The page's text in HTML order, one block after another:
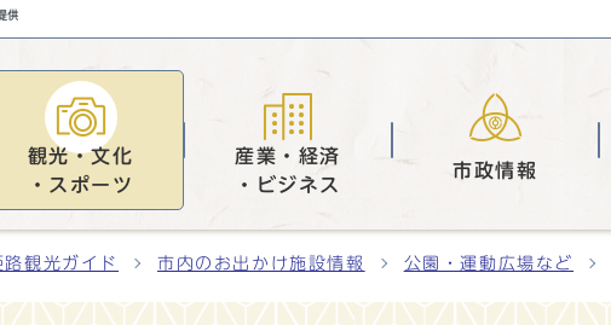
観光・文化
・スポーツ
産業・経済
・ビジネス
市政情報
路観光ガイド 市内のお出かけ施設情報 公園・運動広場など